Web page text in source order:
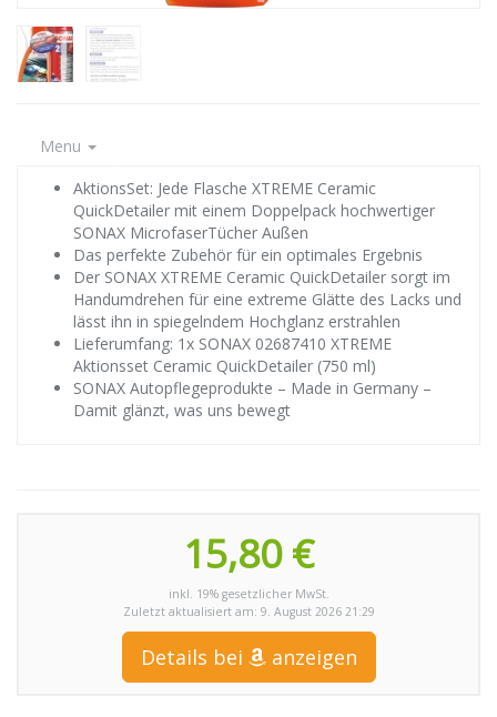
Menu
AktionsSet: Jede Flasche XTREME Ceramic
QuickDetailer mit einem Doppelpack hochwertiger
SONAX MicrofaserTücher Außen
Das perfekte Zubehör für ein optimales Ergebnis
Der SONAX XTREME Ceramic QuickDetailer sorgt im
Handumdrehen für eine extreme Glätte des Lacks und
lässt ihn in spiegelndem Hochglanz erstrahlen
Lieferumfang: 1x SONAX 02687410 XTREME
Aktionsset Ceramic QuickDetailer (750 ml)
SONAX Autopflegeprodukte – Made in Germany –
Damit glänzt, was uns bewegt
15,80 €
inkl. 19% gesetzlicher MwSt.
Zuletzt aktualisiert am: 9. August 2026 21:29
Details bei anzeigen